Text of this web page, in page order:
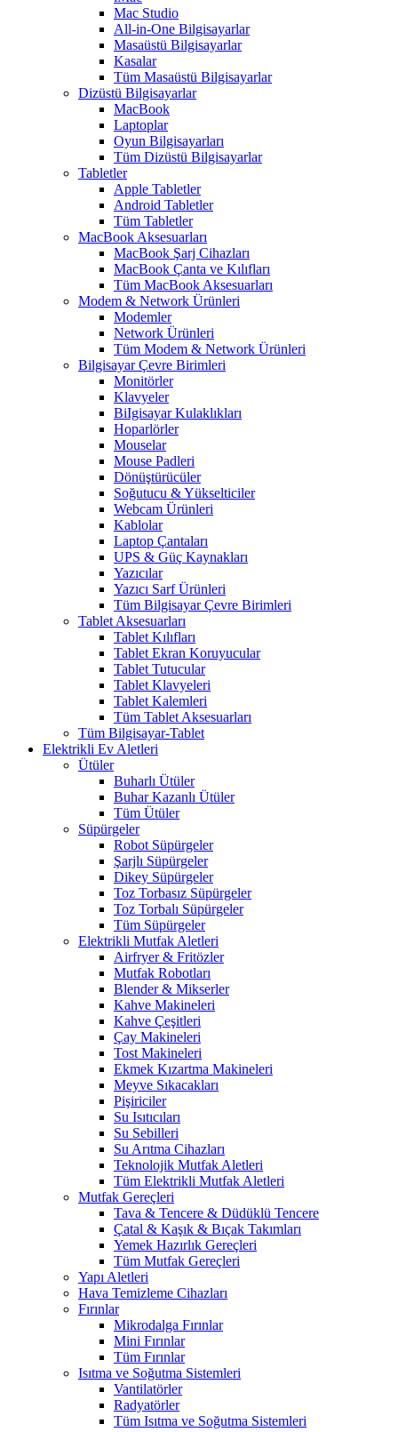
Mac Studio
All-in-One Bilgisayarlar
Masaüstü Bilgisayarlar
Kasalar
Tüm Masaüstü Bilgisayarlar
Dizüstü Bilgisayarlar
MacBook
Laptoplar
Oyun Bilgisayarları
Tüm Dizüstü Bilgisayarlar
Tabletler
Apple Tabletler
Android Tabletler
Tüm Tabletler
MacBook Aksesuarları
MacBook Şarj Cihazları
MacBook Çanta ve Kılıfları
Tüm MacBook Aksesuarları
Modem & Network Ürünleri
Modemler
Network Ürünleri
Tüm Modem & Network Ürünleri
Bilgisayar Çevre Birimleri
Monitörler
Klavyeler
BiIgisayar Kulaklıkları
Hoparlörler
Mouselar
Mouse Padleri
Dönüştürücüler
Soğutucu & Yükselticiler
Webcam Ürünleri
Kablolar
Laptop Çantaları
UPS & Güç Kaynakları
Yazıcılar
Yazıcı Sarf Ürünleri
Tüm Bilgisayar Çevre Birimleri
Tablet Aksesuarları
Tablet Kılıfları
Tablet Ekran Koruyucular
Tablet Tutucular
Tablet Klavyeleri
Tablet Kalemleri
Tüm Tablet Aksesuarları
Tüm Bilgisayar-Tablet
Elektrikli Ev Aletleri
Ütüler
Buharlı Ütüler
Buhar Kazanlı Ütüler
Tüm Ütüler
Süpürgeler
Robot Süpürgeler
Şarjlı Süpürgeler
Dikey Süpürgeler
Toz Torbasız Süpürgeler
Toz Torbalı Süpürgeler
Tüm Süpürgeler
Elektrikli Mutfak Aletleri
Airfryer & Fritözler
Mutfak Robotları
Blender & Mikserler
Kahve Makineleri
Kahve Çeşitleri
Çay Makineleri
Tost Makineleri
Ekmek Kızartma Makineleri
Meyve Sıkacakları
Pişiriciler
Su Isıtıcıları
Su Sebilleri
Su Arıtma Cihazları
Teknolojik Mutfak Aletleri
Tüm Elektrikli Mutfak Aletleri
Mutfak Gereçleri
Tava & Tencere & Düdüklü Tencere
Çatal & Kaşık & Bıçak Takımları
Yemek Hazırlık Gereçleri
Tüm Mutfak Gereçleri
Yapı Aletleri
Hava Temizleme Cihazları
Fırınlar
Mikrodalga Fırınlar
Mini Fırınlar
Tüm Fırınlar
Isıtma ve Soğutma Sistemleri
Vantilatörler
Radyatörler
Tüm Isıtma ve Soğutma Sistemleri